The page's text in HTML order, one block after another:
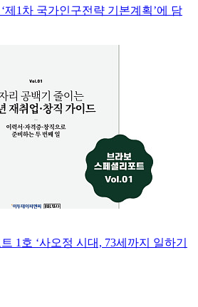
제1차 국가인구전략 기본계획’에 담
1호 ‘사오정 시대, 73세까지 일하기